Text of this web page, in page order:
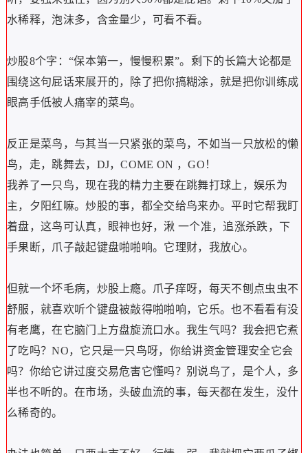
水稀释，泡沫多，含金量少，可看不看。
炒股8个字：“保本第一，慢慢积累”。剩下的长篇大论都是
围绕这句屁话来展开的，除了把你搞糊涂，就是把你训练成
眼高手低被人痛宰的菜鸟。
反正是菜鸟，与其当一只紧张的菜鸟，不如当一只放松的懒
鸟，走，跳舞去，DJ，COME ON ，GO！
我养了一只鸟，现在我的精力主要在跳舞打球上，娱乐为
主，夕阳红嘛。炒股的事，都全交给鸟来办。平时它帮我盯
着盘，这鸟可认真，眼神也好，湫 一个准，追涨杀跌，下
手果断，爪子敲起键盘啪啪响。它理财，我放心。
但就一个坏毛病，炒股上瘾。爪子痒呀，每天不刨点虫虫不
舒服，就喜欢听个键盘被敲得啪啪响，它乐。也不看看有没
有老鹰，在它脑门上方盘旋流口水。我生气吗？我会把它煮
了吃吗？NO，它只是一只鸟呀，你给讲资金管理安全它会
吗？你给它讲过度交易危害它懂吗？别说鸟了，是个人，多
半也不听的。在市场，头破血流的事，每天都在发生，没什
么稀奇的。